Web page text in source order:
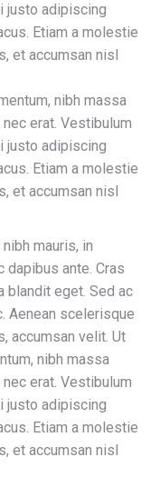
justo adipiscing
Etiam a molestie
et accumsan nisl
nibh massa
erat. Vestibulum
justo adipiscing
Etiam a molestie
et accumsan nisl
mauris, in
dapibus ante. Cras
blandit eget. Sed ac
Aenean scelerisque
accumsan velit. Ut
nibh massa
erat. Vestibulum
justo adipiscing
Etiam a molestie
et accumsan nisl